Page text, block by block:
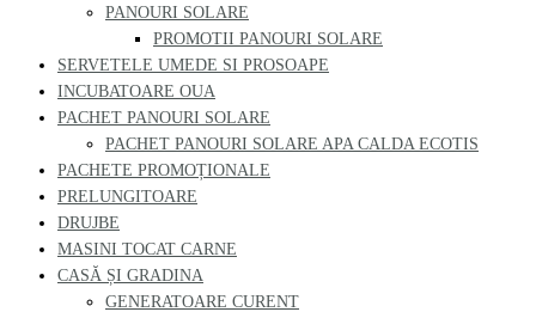
PANOURI SOLARE
PROMOTII PANOURI SOLARE
SERVETELE UMEDE SI PROSOAPE
INCUBATOARE OUA
PACHET PANOURI SOLARE
PACHET PANOURI SOLARE APA CALDA ECOTIS
PACHETE PROMOȚIONALE
PRELUNGITOARE
DRUJBE
MASINI TOCAT CARNE
CASĂ ȘI GRADINA
GENERATOARE CURENT